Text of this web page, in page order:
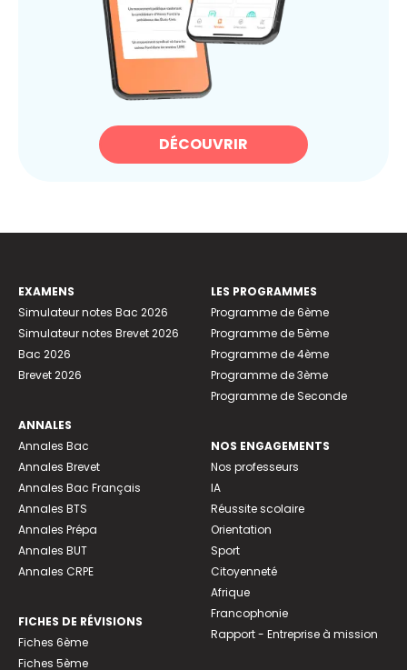
DÉCOUVRIR
EXAMENS
Simulateur notes Bac 2026
Simulateur notes Brevet 2026
Bac 2026
Brevet 2026
ANNALES
Annales Bac
Annales Brevet
Annales Bac Français
Annales BTS
Annales Prépa
Annales BUT
Annales CRPE
FICHES DE RÉVISIONS
Fiches 6ème
Fiches 5ème
LES PROGRAMMES
Programme de 6ème
Programme de 5ème
Programme de 4ème
Programme de 3ème
Programme de Seconde
NOS ENGAGEMENTS
Nos professeurs
IA
Réussite scolaire
Orientation
Sport
Citoyenneté
Afrique
Francophonie
Rapport - Entreprise à mission